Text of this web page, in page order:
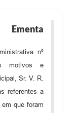
Ementa
nº
motivos e
Sr. V. R.
referentes a
que foram